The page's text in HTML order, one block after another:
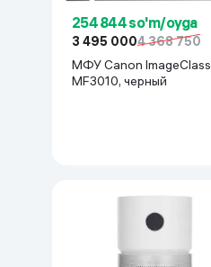
254 844 so'm/oyga
3 495 0004 368 750
МФУ Canon ImageClass
MF3010, черный